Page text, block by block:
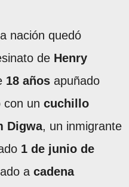
nación quedó
de Henry
18 años apuñado
con un cuchillo
Digwa, un inmigrante
1 de junio de
a cadena